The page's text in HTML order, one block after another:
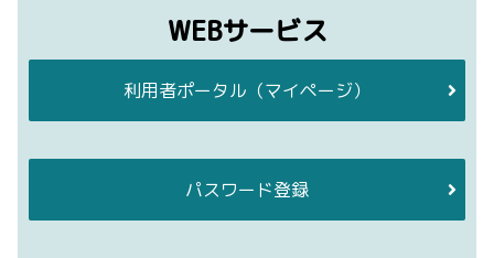
WEBサービス
利用者ポータル （マイページ）
パスワード登録